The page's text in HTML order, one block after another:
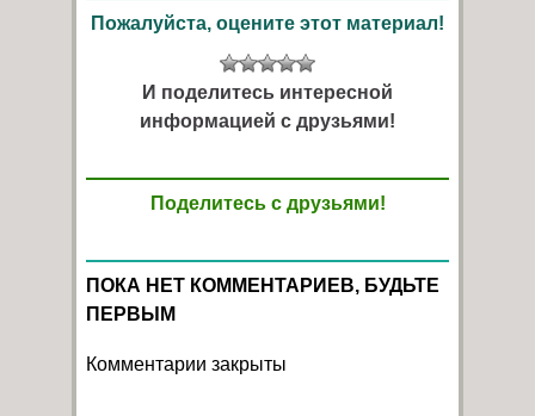
Пожалуйста, оцените этот материал!
И поделитесь интересной
информацией с друзьями!
Поделитесь с друзьями!
ПОКА НЕТ КОММЕНТАРИЕВ, БУДЬТЕ
ПЕРВЫМ
Комментарии закрыты